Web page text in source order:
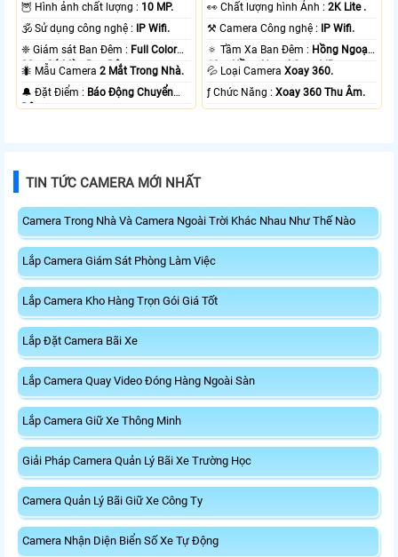
🦉 Hình ảnh chất lượng : 10 MP.
🕉️ Sử dụng công nghệ :
IP Wifi.
❈ Giám sát Ban Đêm : Full Color
20m Có Màu Ban Ðêm.
🐜 Mẫu Camera2 Mắt Trong Nhà.
️🔔 Đặt Điểm : Báo Động Chuyển
Động.
️👀 Chất lượng hình Ảnh :2K Lite .
⚒ Camera Công nghệ :
IP Wifi.
🔅 Tầm Xa Ban Đêm : Hồng Ngoại
10m Hồng Ngoại Smart IR.
💦 Loại CameraXoay 360.
️ƒ Chức Năng :Xoay 360 Thu Âm.
TIN TỨC CAMERA MỚI NHẤT
Camera Trong Nhà Và Camera Ngoài Trời Khác Nhau Như Thế Nào
Lắp Camera Giám Sát Phòng Làm Việc
Lắp Camera Kho Hàng Trọn Gói Giá Tốt
Lắp Đặt Camera Bãi Xe
Lắp Camera Quay Video Đóng Hàng Ngoài Sàn
Lắp Camera Giữ Xe Thông Minh
Giải Pháp Camera Quản Lý Bãi Xe Trường Học
Camera Quản Lý Bãi Giữ Xe Công Ty
Camera Nhận Diện Biển Số Xe Tự Động